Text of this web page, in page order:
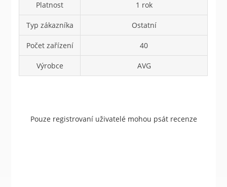
Platnost 1 rok
Typ zákazníka Ostatní
Počet zařízení 40
Výrobce AVG
Pouze registrovaní uživatelé mohou psát recenze